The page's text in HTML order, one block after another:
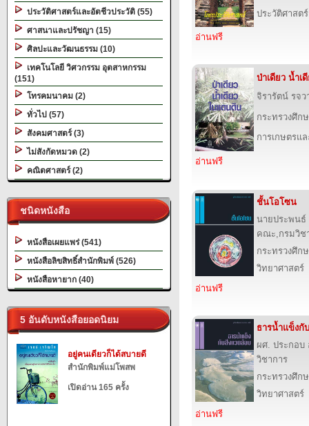
ประวัติศาสตร์และอัตชีวประวัติ (55)
ศาสนาและปรัชญา (15)
ศิลปะและวัฒนธรรม (10)
เทคโนโลยี วิศวกรรม อุตสาหกรรม
(151)
โทรคมนาคม (2)
ทั่วไป (57)
สังคมศาสตร์ (3)
ไม่สังกัดหมวด (2)
คณิตศาสตร์ (2)
ชนิดหนังสือ
หนังสือเผยแพร่ (541)
หนังสือลิขสิทธิ์สำนักพิมพ์ (526)
หนังสือหายาก (40)
5 อันดับหนังสือยอดนิยม
อยู่คนเดียวก็ได้สบายดี
สำนักพิมพ์แม่โพสพ
เปิดอ่าน 165 ครั้ง
ประวัติศาสต
อ่านฟรี
ป่าเดียว น้ำเ
จิรารัตน์ รจ
กระทรวงศึก
การเกษตรแ
อ่านฟรี
ชั้นโอโซน
นายประพน
คณะ,กรมวิช
กระทรวงศึก
วิทยาศาสตร์
อ่านฟรี
ธารน้ำแข็งกั
ผศ. ประกอ
วิชาการ
กระทรวงศึก
วิทยาศาสตร์
อ่านฟรี